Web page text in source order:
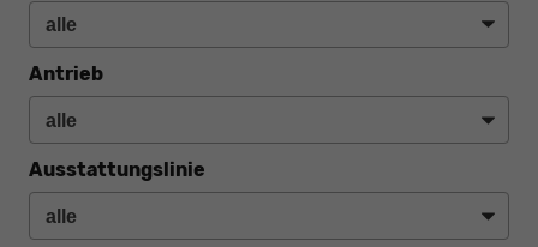
Antrieb
Ausstattungslinie